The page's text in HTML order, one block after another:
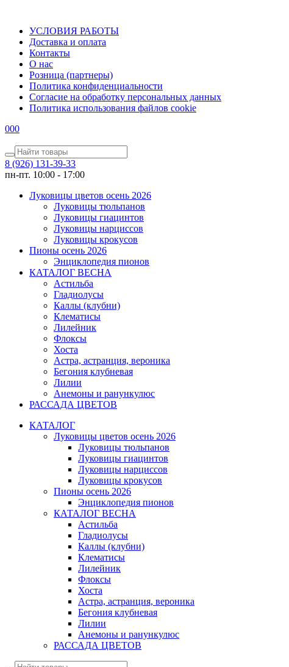
УСЛОВИЯ РАБОТЫ
Доставка и оплата
Контакты
О наc
Розница (партнеры)
Политика конфиденциальности
Согласие на обработку персональных данных
Политика использования файлов сookie
000
8 (926) 131-39-33
пн-пт. 10:00 - 17:00
Луковицы цветов осень 2026
Луковицы тюльпанов
Луковицы гиацинтов
Луковицы нарциссов
Луковицы крокусов
Пионы осень 2026
Энциклопедия пионов
КАТАЛОГ ВЕСНА
Астильба
Гладиолусы
Каллы (клубни)
Клематисы
Лилейник
Флоксы
Хоста
Астра, астранция, вероника
Бегония клубневая
Лилии
Анемоны и ранункулюс
РАССАДА ЦВЕТОВ
КАТАЛОГ
Луковицы цветов осень 2026
Луковицы тюльпанов
Луковицы гиацинтов
Луковицы нарциссов
Луковицы крокусов
Пионы осень 2026
Энциклопедия пионов
КАТАЛОГ ВЕСНА
Астильба
Гладиолусы
Каллы (клубни)
Клематисы
Лилейник
Флоксы
Хоста
Астра, астранция, вероника
Бегония клубневая
Лилии
Анемоны и ранункулюс
РАССАДА ЦВЕТОВ